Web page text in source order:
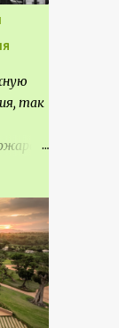
так